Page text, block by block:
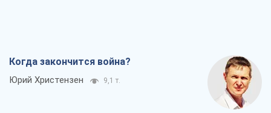
Когда закончится война?
Юрий Христензен 9,1 т.